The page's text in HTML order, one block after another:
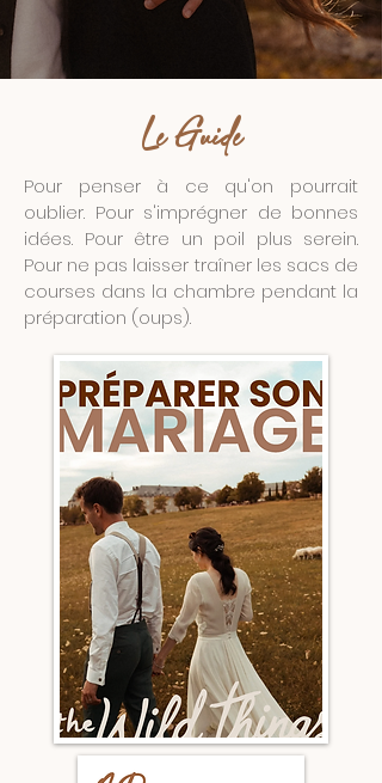
Le Guide
Pour penser à ce qu'on pourrait
oublier. Pour s'imprégner de bonnes
idées. Pour être un poil plus serein.
Pour ne pas laisser traîner les sacs de
courses dans la chambre pendant la
préparation (oups).